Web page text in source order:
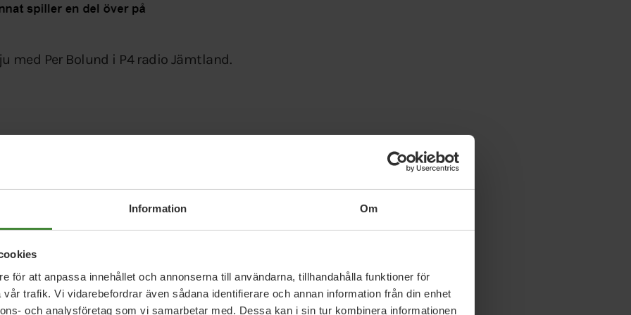
Information Om
för att anpassa innehållet och annonserna till användarna, tillhandahålla funktioner för
trafik. Vi vidarebefordrar även sådana identifierare och annan information från din enhet
och analysföretag som vi samarbetar med. Dessa kan i sin tur kombinera informationen
med Per Bolund i P4 radio Jämtland.
höstbudget säger biträdande finansminister Per Bolund. Foto: Marcus
sin höstbudget och det handlar om 40
en del över på turismen i Jämtlands län.
till exempel ska man under
totalförsvaret får ett tillskott på 2,8
per barn och en tredjedel av landets